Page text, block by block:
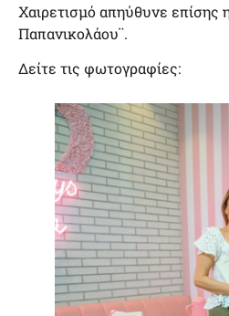
Χαιρετισμό απηύθυνε επίσης
Παπανικολάου¨.
Δείτε τις φωτογραφίες: